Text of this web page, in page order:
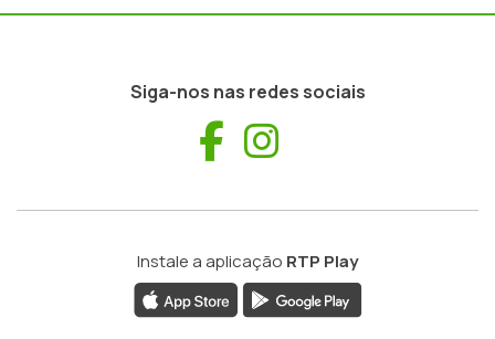
Siga-nos nas redes sociais
Facebook
Instale a aplicação RTP Play